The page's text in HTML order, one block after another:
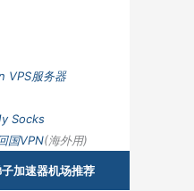
VPS服务器
Socks
国VPN(海外用)
加速器机场推荐